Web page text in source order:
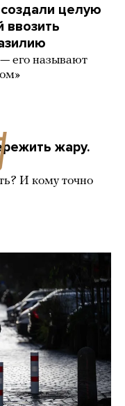
целую
ввозить
его называют
жару.
И кому точно